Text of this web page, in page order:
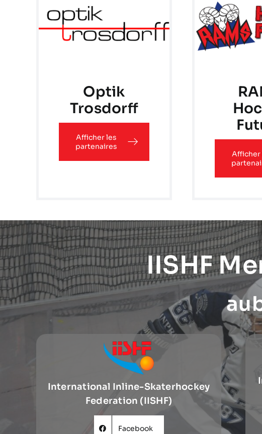
Optik
Trosdorff
Afficher les
partenaires
Afficher
IISHF
International Inline-Skaterhockey
Federation (IISHF)
Facebook